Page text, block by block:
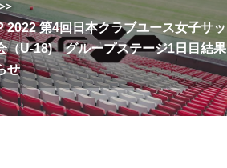
2022 第4回日本クラブユース女子サッ
（U-18) グループステージ1日目結果
せ